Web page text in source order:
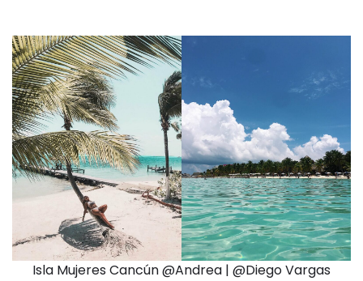
Isla Mujeres Cancún @Andrea | @Diego Vargas